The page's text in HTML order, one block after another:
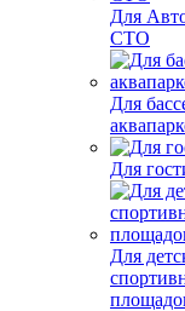
Для
СТО
Для
Для
Для